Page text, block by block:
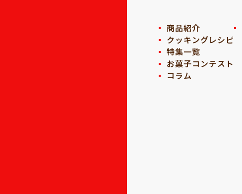
商品紹介
クッキングレシピ
特集一覧
お菓子コンテスト
コラム